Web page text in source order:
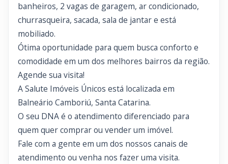
banheiros, 2 vagas de garagem, ar condicionado,
churrasqueira, sacada, sala de jantar e está
mobiliado.
Ótima oportunidade para quem busca conforto e
comodidade em um dos melhores bairros da região.
Agende sua visita!
A Salute Imóveis Únicos está localizada em
Balneário Camboriú, Santa Catarina.
O seu DNA é o atendimento diferenciado para
quem quer comprar ou vender um imóvel.
Fale com a gente em um dos nossos canais de
atendimento ou venha nos fazer uma visita.